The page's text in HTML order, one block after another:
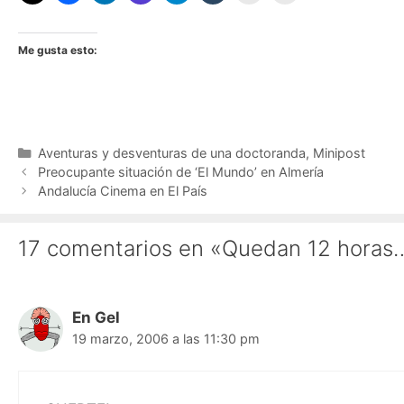
Me gusta esto:
Categorías
Aventuras y desventuras de una doctoranda, Minipost
Preocupante situación de ‘El Mundo’ en Almería
Andalucía Cinema en El País
17 comentarios en «Quedan 12
En Gel
19 marzo, 2006 a las 11:30 pm